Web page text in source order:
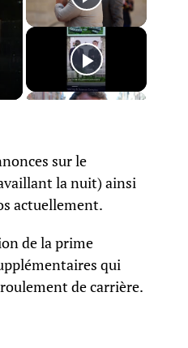
sur le
la nuit) ainsi
actuellement.
de la prime
qui
de carrière.